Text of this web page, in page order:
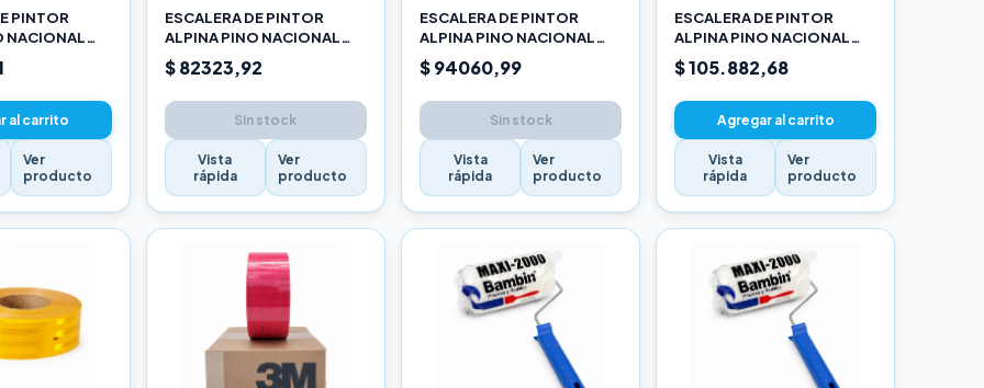
PINTOR
NACIONAL
al carrito
Ver
producto
ESCALERA DE PINTOR
ALPINA PINO NACIONAL
2,10M PRO
$ 82323,92
Sin stock
Vista
rápida
Ver
producto
ESCALERA DE PINTOR
ALPINA PINO NACIONAL
2,40M PRO
$ 94060,99
Sin stock
Vista
rápida
Ver
producto
ESCALERA DE PINTOR
ALPINA PINO NACIONAL
2,70M PRO
$ 105.882,68
Agregar al carrito
Vista
rápida
Ver
producto